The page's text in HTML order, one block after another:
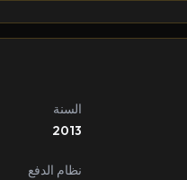
السنة
2013
نظام الدفع